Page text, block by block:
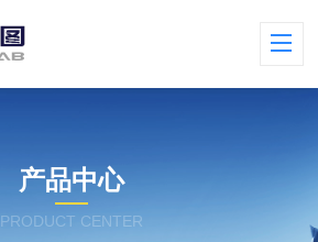
产品中心
PRODUCT CENTER